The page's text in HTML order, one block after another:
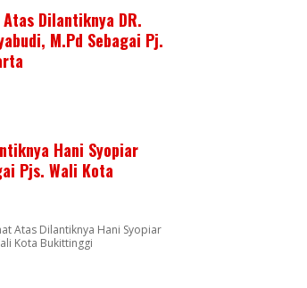
Dilantiknya DR.
M.Pd Sebagai Pj.
Hani Syopiar
Pjs. Wali Kota
Atas Dilantiknya Hani Syopiar
Kota Bukittinggi